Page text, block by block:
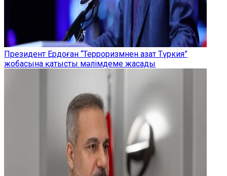
Президент Ердоған “Терроризмнен азат Түркия”
жобасына қатысты мәлімдеме жасады